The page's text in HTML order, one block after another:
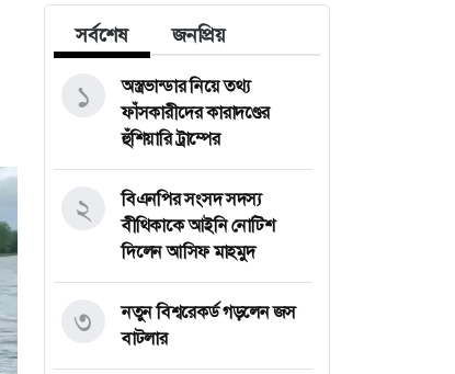
সর্বশেষ জনপ্রিয়
অস্ত্রভান্ডার নিয়ে তথ্য
ফাঁসকারীদের কারাদণ্ডের
হুঁশিয়ারি ট্রাম্পের
১
বিএনপির সংসদ সদস্য
বীথিকাকে আইনি নোটিশ
দিলেন আসিফ মাহমুদ
২
নতুন বিশ্বরেকর্ড গড়লেন জস
বাটলার
৩